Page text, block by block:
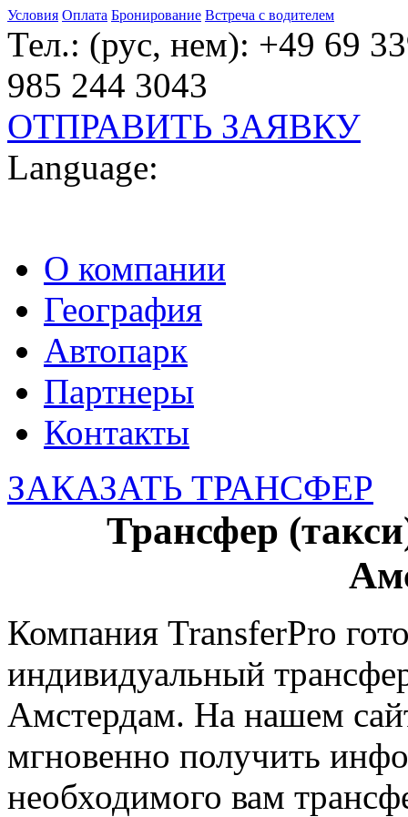
Условия Оплата Бронирование Встреча с водителем
Тел.: (рус, нем): +49 69
985 244 3043
ОТПРАВИТЬ ЗАЯВКУ
Language:
О компании
География
Автопарк
Партнеры
Контакты
ЗАКАЗАТЬ ТРАНСФЕР
Трансфер
Компания TransferPro
индивидуальный
Амстердам. На нашем
мгновенно получить
необходимого вам